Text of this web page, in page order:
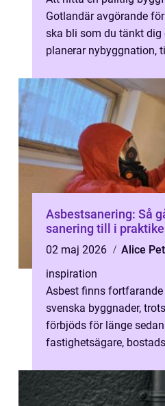
Gotlandär avgörande
ska bli som du tänkt dig
planerar nybyggnation,
Asbestsanering: Så
sanering till i
02 maj 2026
Alice
inspiration
Asbest finns
svenska byggnader,
förbjöds för länge
fastighetsägare,